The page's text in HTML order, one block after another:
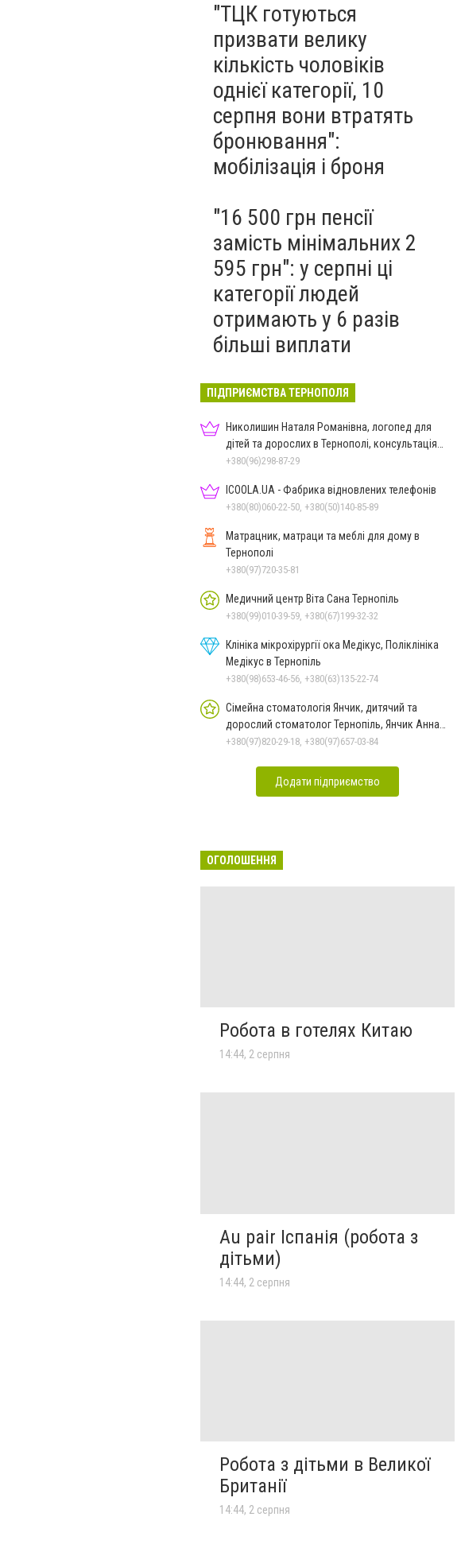
"ТЦК готуються
призвати велику
кількість чоловіків
однієї категорії, 10
серпня вони втратять
бронювання":
мобілізація і броня
"16 500 грн пенсії
замість мінімальних 2
595 грн": у серпні ці
категорії людей
отримають у 6 разів
більші виплати
ПІДПРИЄМСТВА ТЕРНОПОЛЯ
Николишин Наталя Романівна, логопед для
дітей та дорослих в Тернополі, консультація
без черги
+380(96)298-87-29
ICOOLA.UA - Фабрика відновлених телефонів
+380(80)060-22-50, +380(50)140-85-89
Матрацник, матраци та меблі для дому в
Тернополі
+380(97)720-35-81
Медичний центр Віта Сана Тернопіль
+380(99)010-39-59, +380(67)199-32-32
Клініка мікрохірургії ока Медікус, Поліклініка
Медікус в Тернопіль
+380(98)653-46-56, +380(63)135-22-74
Сімейна стоматологія Янчик, дитячий та
дорослий стоматолог Тернопіль, Янчик Анна
Леонтієвна
+380(97)820-29-18, +380(97)657-03-84
Додати підприємство
ОГОЛОШЕННЯ
Робота в готелях Китаю
14:44, 2 серпня
Au pair Іспанія (робота з
дітьми)
14:44, 2 серпня
Робота з дітьми в Великої
Британії
14:44, 2 серпня